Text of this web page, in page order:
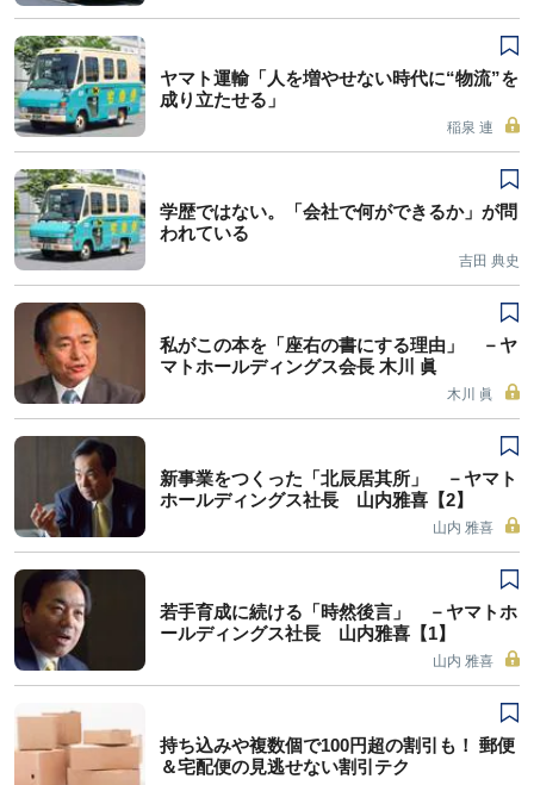
ヤマト運輸「人を増やせない時代に“物流”を
成り立たせる」
稲泉 連
学歴ではない。「会社で何ができるか」が問
われている
吉田 典史
私がこの本を「座右の書にする理由」 －ヤ
マトホールディングス会長 木川 眞
木川 眞
新事業をつくった「北辰居其所」 －ヤマト
ホールディングス社長 山内雅喜【2】
山内 雅喜
若手育成に続ける「時然後言」 －ヤマトホ
ールディングス社長 山内雅喜【1】
山内 雅喜
持ち込みや複数個で100円超の割引も！ 郵便
＆宅配便の見逃せない割引テク